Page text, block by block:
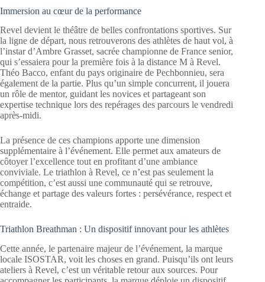
Immersion au cœur de la performance
Revel devient le théâtre de belles confrontations sportives. Sur
la ligne de départ, nous retrouverons des athlètes de haut vol, à
l’instar d’Ambre Grasset, sacrée championne de France senior,
qui s’essaiera pour la première fois à la distance M à Revel.
Théo Bacco, enfant du pays originaire de Pechbonnieu, sera
également de la partie. Plus qu’un simple concurrent, il jouera
un rôle de mentor, guidant les novices et partageant son
expertise technique lors des repérages des parcours le vendredi
après-midi.
La présence de ces champions apporte une dimension
supplémentaire à l’événement. Elle permet aux amateurs de
côtoyer l’excellence tout en profitant d’une ambiance
conviviale. Le triathlon à Revel, ce n’est pas seulement la
compétition, c’est aussi une communauté qui se retrouve,
échange et partage des valeurs fortes : persévérance, respect et
entraide.
Triathlon Breathman : Un dispositif innovant pour les athlètes
Cette année, le partenaire majeur de l’événement, la marque
locale ISOSTAR, voit les choses en grand. Puisqu’ils ont leurs
ateliers à Revel, c’est un véritable retour aux sources. Pour